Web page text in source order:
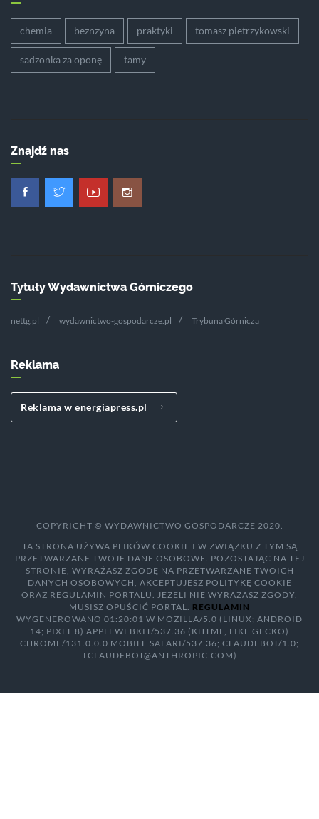
chemia beznzyna praktyki tomasz pietrzykowski
sadzonka za oponę tamy
Znajdź nas
Tytuły Wydawnictwa Górniczego
nettg.pl wydawnictwo-gospodarcze.pl Trybuna Górnicza
Reklama
Reklama w energiapress.pl
COPYRIGHT © WYDAWNICTWO GOSPODARCZE 2020.
TA STRONA UŻYWA PLIKÓW COOKIE I W ZWIĄZKU Z TYM SĄ
PRZETWARZANE TWOJE DANE OSOBOWE. POZOSTAJĄC NA TEJ
STRONIE, WYRAŻASZ ZGODĘ NA PRZETWARZANE TWOICH
DANYCH OSOBOWYCH, AKCEPTUJESZ POLITYKĘ COOKIE
ORAZ REGULAMIN PORTALU. JEŻELI NIE WYRAŻASZ ZGODY,
MUSISZ OPUŚCIĆ PORTAL. REGULAMIN
WYGENEROWANO 01:20:01 W MOZILLA/5.0 (LINUX; ANDROID
14; PIXEL 8) APPLEWEBKIT/537.36 (KHTML, LIKE GECKO)
CHROME/131.0.0.0 MOBILE SAFARI/537.36; CLAUDEBOT/1.0;
+CLAUDEBOT@ANTHROPIC.COM)